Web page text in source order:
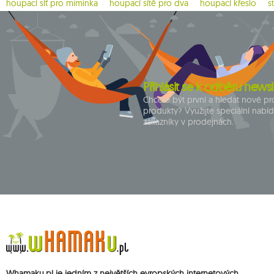
houpací síť pro miminka
houpací sítě pro dva houpací křeslo
Přihlásit se k odběru
Chcete být první a hledat nové
produkty? Využijte speciální
zákazníky v prodejnách.